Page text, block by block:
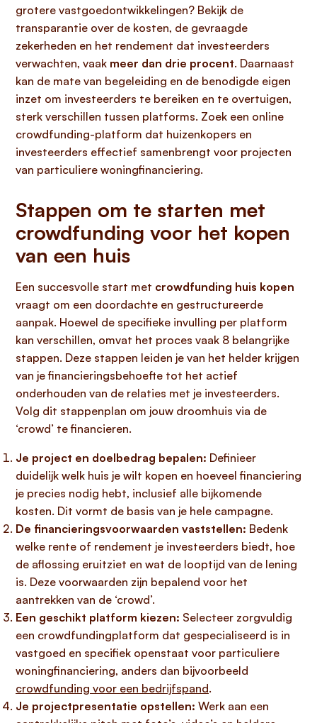
grotere vastgoedontwikkelingen? Bekijk de
transparantie over de kosten, de gevraagde
zekerheden en het rendement dat investeerders
verwachten, vaak meer dan drie procent. Daarnaast
kan de mate van begeleiding en de benodigde eigen
inzet om investeerders te bereiken en te overtuigen,
sterk verschillen tussen platforms. Zoek een online
crowdfunding-platform dat huizenkopers en
investeerders effectief samenbrengt voor projecten
van particuliere woningfinanciering.
Stappen om te starten met
crowdfunding voor het kopen
van een huis
Een succesvolle start met crowdfunding huis kopen
vraagt om een doordachte en gestructureerde
aanpak. Hoewel de specifieke invulling per platform
kan verschillen, omvat het proces vaak 8 belangrijke
stappen. Deze stappen leiden je van het helder krijgen
van je financieringsbehoefte tot het actief
onderhouden van de relaties met je investeerders.
Volg dit stappenplan om jouw droomhuis via de
‘crowd’ te financieren.
Je project en doelbedrag bepalen: Definieer
duidelijk welk huis je wilt kopen en hoeveel financiering
je precies nodig hebt, inclusief alle bijkomende
kosten. Dit vormt de basis van je hele campagne.
De financieringsvoorwaarden vaststellen: Bedenk
welke rente of rendement je investeerders biedt, hoe
de aflossing eruitziet en wat de looptijd van de lening
is. Deze voorwaarden zijn bepalend voor het
aantrekken van de ‘crowd’.
Een geschikt platform kiezen: Selecteer zorgvuldig
een crowdfundingplatform dat gespecialiseerd is in
vastgoed en specifiek openstaat voor particuliere
woningfinanciering, anders dan bijvoorbeeld
crowdfunding voor een bedrijfspand.
Je projectpresentatie opstellen: Werk aan een